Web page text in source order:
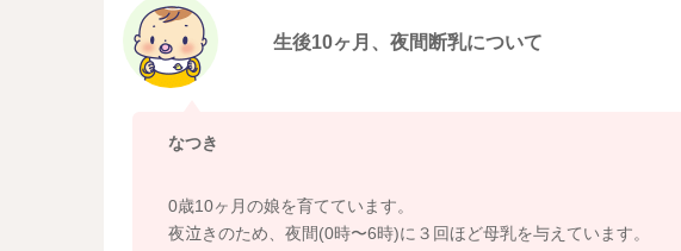
生後10ヶ月、夜間断乳について
なつき
0歳10ヶ月の娘を育てています。
夜泣きのため、夜間(0時〜6時)に３回ほど母乳を与えています。